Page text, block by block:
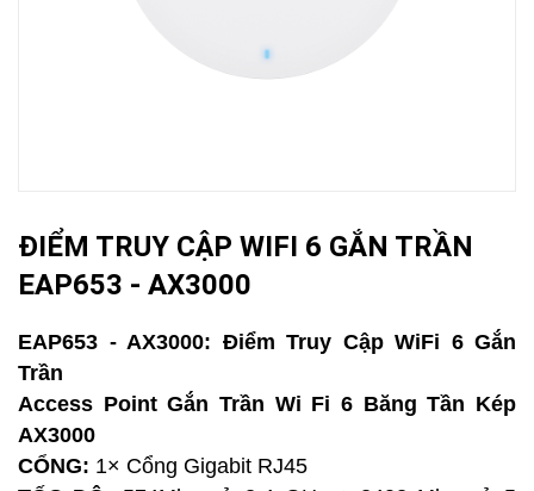
ĐIỂM TRUY CẬP WIFI 6 GẮN TRẦN
EAP653 - AX3000
EAP653 - AX3000: Điểm Truy Cập WiFi 6 Gắn
Trần
Access Point Gắn Trần Wi Fi 6 Băng Tần Kép
AX3000
CỔNG: 1× Cổng Gigabit RJ45